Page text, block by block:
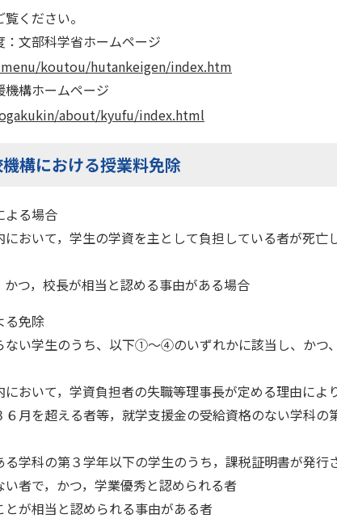
ください。
文部科学省ホームページ
koutou/hutankeigen/index.htm
構ホームページ
about/kyufu/index.html
構における授業料免除
よる場合
おいて，学生の学資を主として負担している者が死亡
つ，校長が相当と認める事由がある場合
る免除
ない学生のうち、以下①～④のいずれかに該当し、かつ
おいて，学資負担者の失職等理事長が定める理由によ
月を超える者等，就学支援金の受給資格のない学科の
学科の第３学年以下の学生のうち，課税証明書が発行
者で，かつ，学業優秀と認められる者
が相当と認められる事由がある者